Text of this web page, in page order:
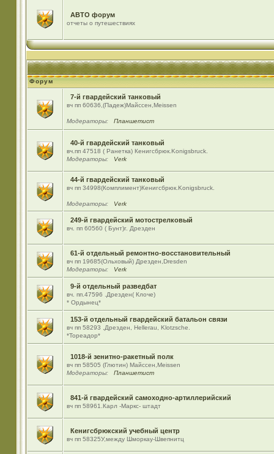
АВТО форум
отчеты о путешествиях
Форум
7-й гвардейский танковый
вч пп 60636,(Падеж)Майсcен,Meissen
Модераторы: Планшетист
40-й гвардейский танковый
вч.пп 47518 ( Ранетка) Кенигсбрюк.Konigsbruck.
Модераторы:
Verk
44-й гвардейский танковый
вч пп 34998(Комплимент)Кенигсбрюк.Konigsbruck.
Модераторы: Verk
249-й гвардейский мотострелковый
вч. пп 60560 ( Бунт)г. Дрезден
61-й отдельный ремонтно-восстановительный
вч пп 19685(Ольховый) Дрезден,Dresden
Модераторы:
Verk
9-й отдельный разведбат
вч. пп.47596 .Дрезден( Клоче)
* Ордынец*
153-й отдельный гвардейский батальон связи
вч пп 58293 ,Дрезден, Hellerau, Klotzsche.
*Тореадор*
1018-й зенитно-ракетный полк
вч пп 58505 (Глютин) Майсcен,Meissen
Модераторы:
Планшетист
841-й гвардейский самоходно-артиллерийский
вч пп 58961.Карл -Маркс- штадт
Кенигсбрюкский учебный центр
вч пп 58325У,между Шморкау-Швепнитц